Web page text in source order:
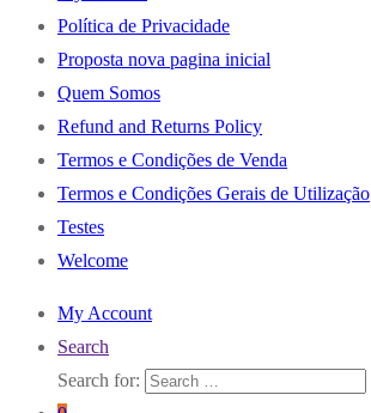
Política de Privacidade
Proposta nova pagina inicial
Quem Somos
Refund and Returns Policy
Termos e Condições de Venda
Termos e Condições Gerais de Utilização
Testes
Welcome
My Account
Search
Search for: